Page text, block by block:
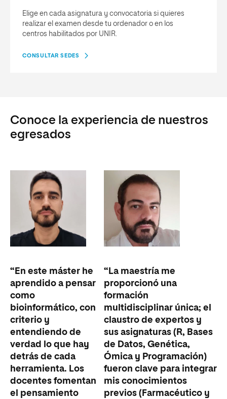
Elige en cada asignatura y convocatoria si quieres
realizar el examen desde tu ordenador o en los
centros habilitados por UNIR.
CONSULTAR SEDES
Conoce la experiencia de nuestros
egresados
“En este máster he
aprendido a pensar
como
bioinformático, con
criterio y
entendiendo de
verdad lo que hay
detrás de cada
herramienta. Los
docentes fomentan
el pensamiento
“La maestría me
proporcionó una
formación
multidisciplinar única; el
claustro de expertos y
sus asignaturas (R, Bases
de Datos, Genética,
Ómica y Programación)
fueron clave para integrar
mis conocimientos
previos (Farmacéutico y